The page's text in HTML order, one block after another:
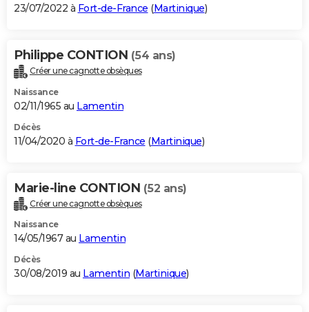
23/07/2022 à Fort-de-France (Martinique)
Philippe CONTION (54 ans)
Créer une cagnotte obsèques
Naissance
02/11/1965 au Lamentin
Décès
11/04/2020 à Fort-de-France (Martinique)
Marie-line CONTION (52 ans)
Créer une cagnotte obsèques
Naissance
14/05/1967 au Lamentin
Décès
30/08/2019 au Lamentin (Martinique)